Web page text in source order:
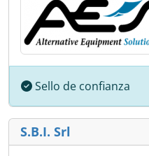
Sello de confianza
S.B.I. Srl